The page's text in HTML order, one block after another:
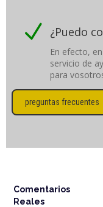
N ¿Puedo
En efecto,
servicio de
para
preguntas frecuentes
Comentarios
Reales